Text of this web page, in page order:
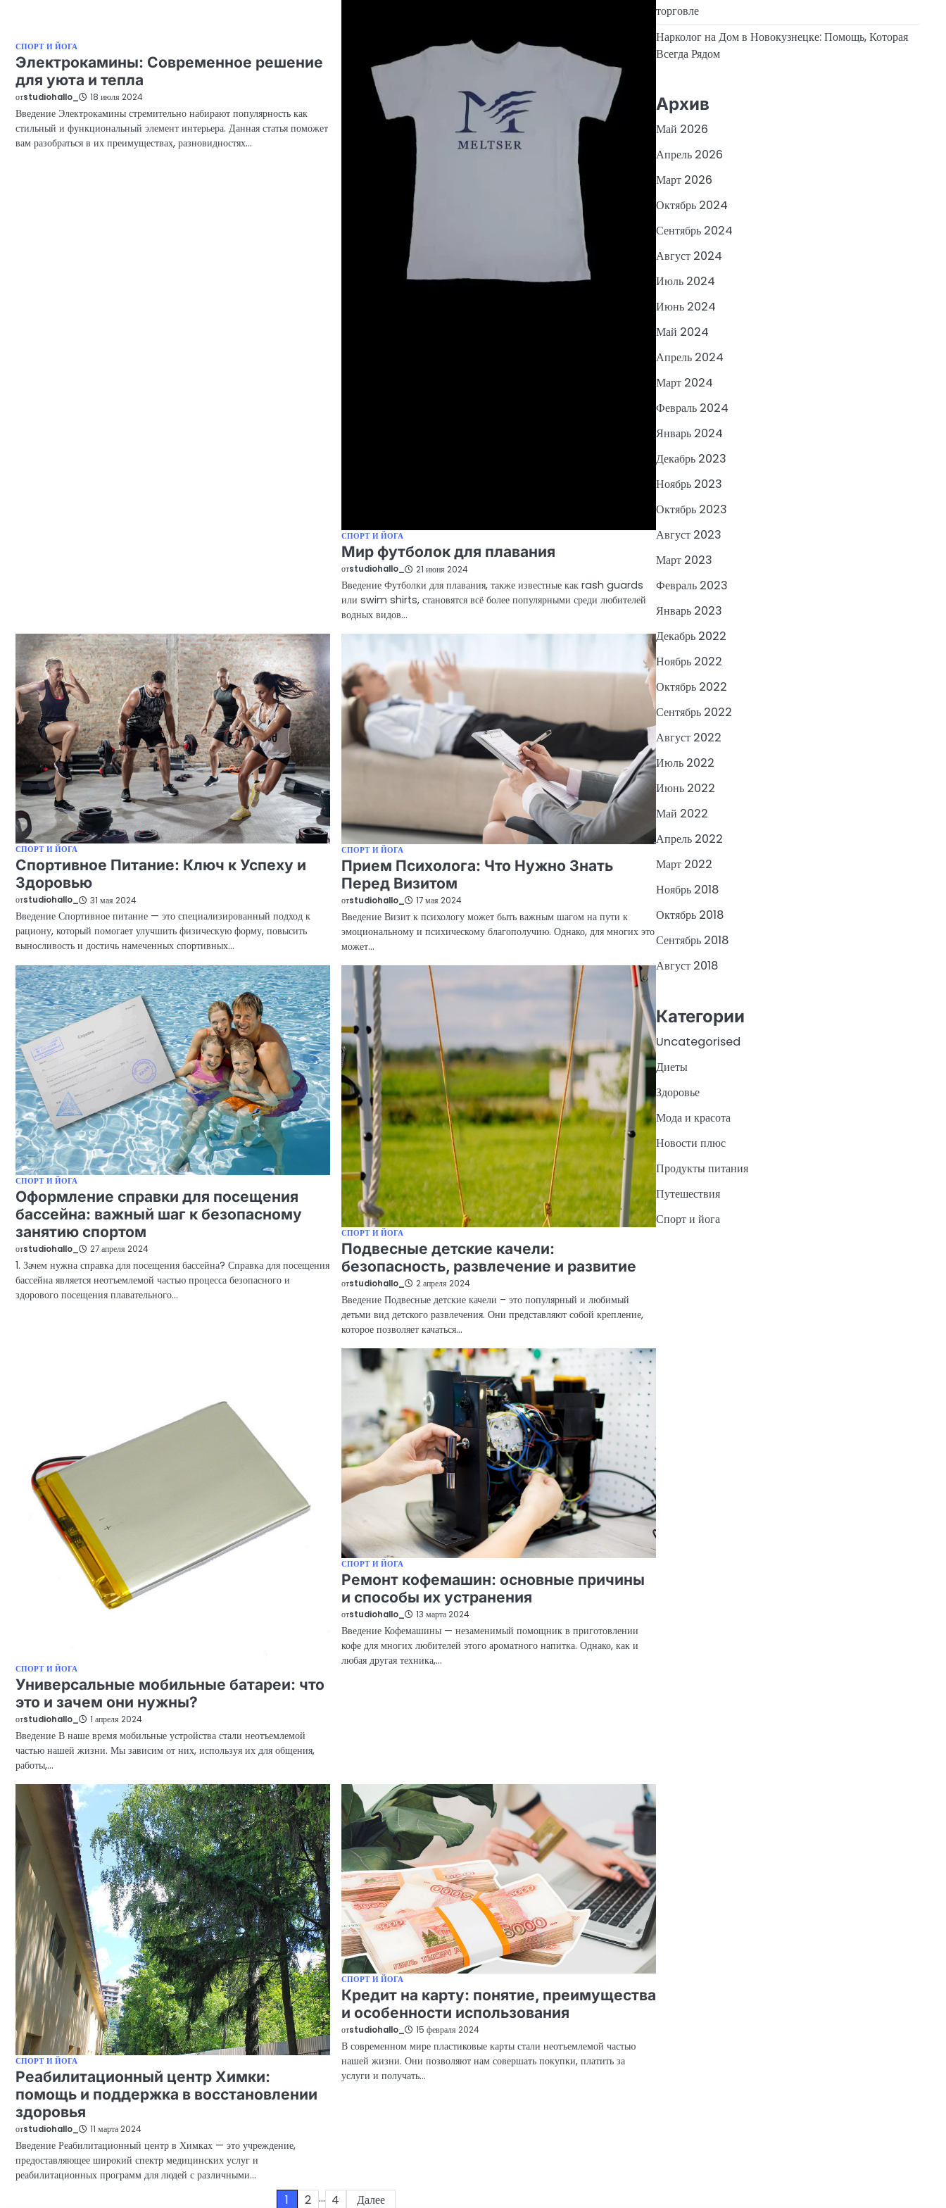
СПОРТ И ЙОГА
Электрокамины: Современное решение
для уюта и тепла
отstudiohallo_ 18 июля 2024
Введение Электрокамины стремительно набирают популярность как
стильный и функциональный элемент интерьера. Данная статья поможет
вам разобраться в их преимуществах, разновидностях…
СПОРТ И ЙОГА
Мир футболок для плавания
отstudiohallo_ 21 июня 2024
Введение Футболки для плавания, также известные как rash guards
или swim shirts, становятся всё более популярными среди любителей
водных видов…
СПОРТ И ЙОГА
Спортивное Питание: Ключ к Успеху и
Здоровью
отstudiohallo_ 31 мая 2024
Введение Спортивное питание — это специализированный подход к
рациону, который помогает улучшить физическую форму, повысить
выносливость и достичь намеченных спортивных…
СПОРТ И ЙОГА
Прием Психолога: Что Нужно Знать
Перед Визитом
отstudiohallo_ 17 мая 2024
Введение Визит к психологу может быть важным шагом на пути к
эмоциональному и психическому благополучию. Однако, для многих это
может…
СПОРТ И ЙОГА
Оформление справки для посещения
бассейна: важный шаг к безопасному
занятию спортом
отstudiohallo_ 27 апреля 2024
1. Зачем нужна справка для посещения бассейна? Справка для посещения
бассейна является неотъемлемой частью процесса безопасного и
здорового посещения плавательного…
СПОРТ И ЙОГА
Подвесные детские качели:
безопасность, развлечение и развитие
отstudiohallo_ 2 апреля 2024
Введение Подвесные детские качели – это популярный и любимый
детьми вид детского развлечения. Они представляют собой крепление,
которое позволяет качаться…
СПОРТ И ЙОГА
Универсальные мобильные батареи: что
это и зачем они нужны?
отstudiohallo_ 1 апреля 2024
Введение В наше время мобильные устройства стали неотъемлемой
частью нашей жизни. Мы зависим от них, используя их для общения,
работы,…
СПОРТ И ЙОГА
Ремонт кофемашин: основные причины
и способы их устранения
отstudiohallo_ 13 марта 2024
Введение Кофемашины — незаменимый помощник в приготовлении
кофе для многих любителей этого ароматного напитка. Однако, как и
любая другая техника,…
СПОРТ И ЙОГА
Реабилитационный центр Химки:
помощь и поддержка в восстановлении
здоровья
отstudiohallo_ 11 марта 2024
Введение Реабилитационный центр в Химках — это учреждение,
предоставляющее широкий спектр медицинских услуг и
реабилитационных программ для людей с различными…
СПОРТ И ЙОГА
Кредит на карту: понятие, преимущества
и особенности использования
отstudiohallo_ 15 февраля 2024
В современном мире пластиковые карты стали неотъемлемой частью
нашей жизни. Они позволяют нам совершать покупки, платить за
услуги и получать…
1 2 … 4 Далее
торговле
Нарколог на Дом в Новокузнецке: Помощь, Которая
Всегда Рядом
Архив
Май 2026
Апрель 2026
Март 2026
Октябрь 2024
Сентябрь 2024
Август 2024
Июль 2024
Июнь 2024
Май 2024
Апрель 2024
Март 2024
Февраль 2024
Январь 2024
Декабрь 2023
Ноябрь 2023
Октябрь 2023
Август 2023
Март 2023
Февраль 2023
Январь 2023
Декабрь 2022
Ноябрь 2022
Октябрь 2022
Сентябрь 2022
Август 2022
Июль 2022
Июнь 2022
Май 2022
Апрель 2022
Март 2022
Ноябрь 2018
Октябрь 2018
Сентябрь 2018
Август 2018
Категории
Uncategorised
Диеты
Здоровье
Мода и красота
Новости плюс
Продукты питания
Путешествия
Спорт и йога